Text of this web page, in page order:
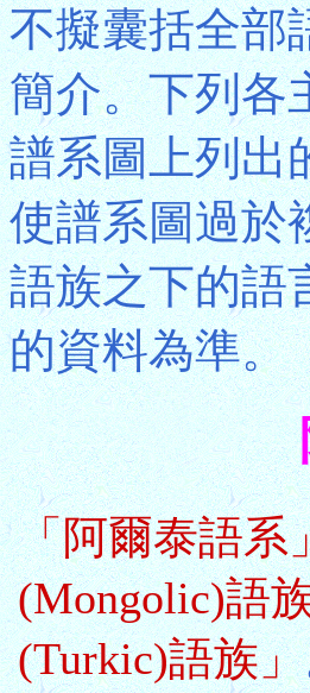
不擬囊括全部
簡介。下列各
譜系圖上列出
使譜系圖過於
語族之下的語
的資料為準。
「阿爾泰語系
(Mongolic)語
(Turkic)語族」